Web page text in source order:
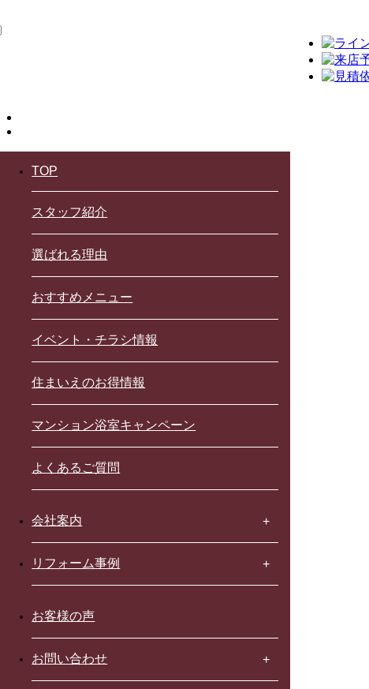
TOP
スタッフ紹介
選ばれる理由
おすすめメニュー
イベント・チラシ情報
住まいえのお得情報
マンション浴室キャンペーン
よくあるご質問
会社案内
リフォーム事例
お客様の声
お問い合わせ